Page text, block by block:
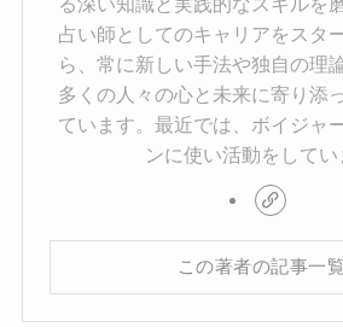
占い師としてのキャリアをスタ
ら、常に新しい手法や独自の理
多くの人々の心と未来に寄り添
ています。最近では、ボイジャ
ンに使い活動をしてい
この著者の記事一